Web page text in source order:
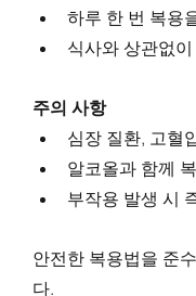
하루 한 번 복용
식사와 상관없
주의 사항
심장 질환, 고혈
알코올과 함께
부작용 발생 시
안전한 복용법을 준
다.